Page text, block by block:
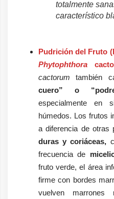
totalmente
característico
Pudrición del Fruto
Phytophthora
cactorum también
cuero” o
especialmente en
húmedos. Los frutos
a diferencia de otras
duras y coriáceas,
frecuencia de
fruto verde, el área
firme con bordes
vuelven